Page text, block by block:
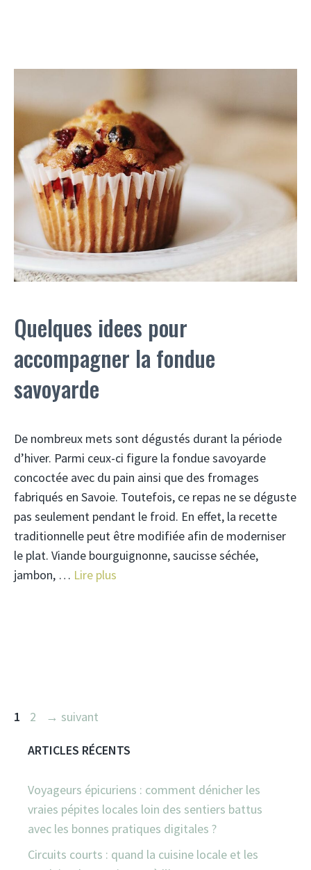
Quelques idees pour
accompagner la fondue
savoyarde
De nombreux mets sont dégustés durant la période
d’hiver. Parmi ceux-ci figure la fondue savoyarde
concoctée avec du pain ainsi que des fromages
fabriqués en Savoie. Toutefois, ce repas ne se déguste
pas seulement pendant le froid. En effet, la recette
traditionnelle peut être modifiée afin de moderniser
le plat. Viande bourguignonne, saucisse séchée,
jambon, … Lire plus
Page
1 Page
2 → suivant
ARTICLES RÉCENTS
Voyageurs épicuriens : comment dénicher les
vraies pépites locales loin des sentiers battus
avec les bonnes pratiques digitales ?
Circuits courts : quand la cuisine locale et les